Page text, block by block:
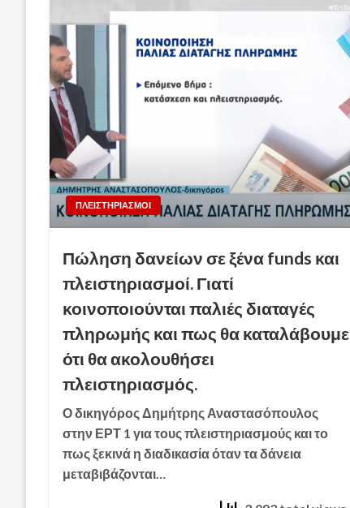
ΠΛΕΙΣΤΗΡΙΑΣΜΟΙ
Πώληση δανείων σε ξένα funds και
πλειστηριασμοί. Γιατί
κοινοποιούνται παλιές διαταγές
πληρωμής και πως θα καταλάβουμε
ότι θα ακολουθήσει
πλειστηριασμός.
Ο δικηγόρος Δημήτρης Αναστασόπουλος
στην ΕΡΤ 1 για τους πλειστηριασμούς και το
πως ξεκινά η διαδικασία όταν τα δάνεια
μεταβιβάζονται…